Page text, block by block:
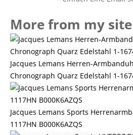
More from my site
Jacques Lemans Herren-
Chronograph Quarz Edelstahl 1-
Jacques Lemans Sports
1117HN B000K6AZQS